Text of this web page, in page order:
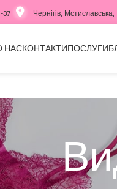
37 Чернігів, Мстиславська,
НАСКОНТАКТИПОСЛУГИ